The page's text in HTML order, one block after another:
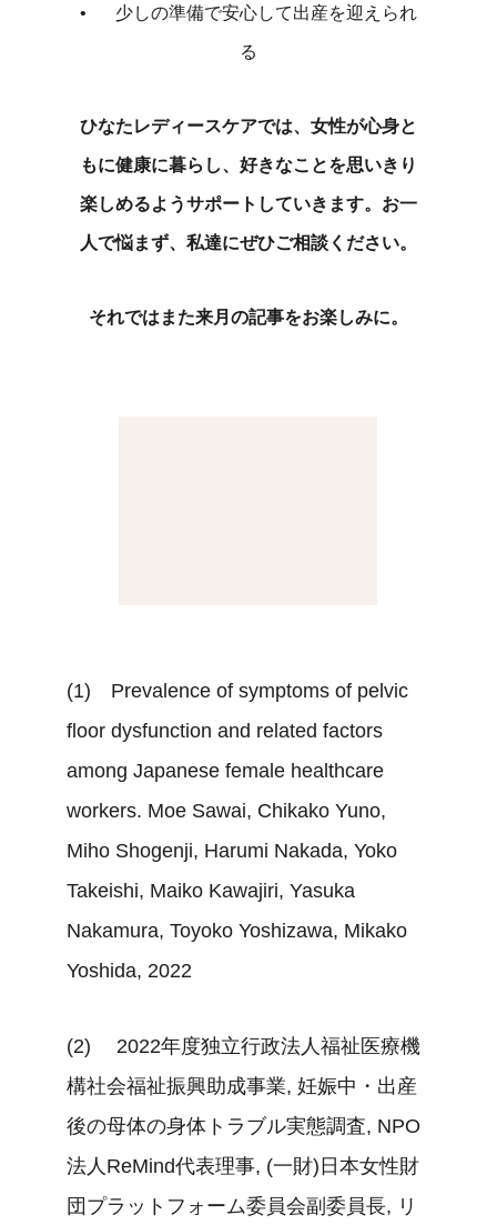
•	少しの準備で安心して出産を迎えられ
る
ひなたレディースケアでは、女性が心身と
もに健康に暮らし、好きなことを思いきり
楽しめるようサポートしていきます。お一
人で悩まず、私達にぜひご相談ください。
それではまた来月の記事をお楽しみに。
(1)	Prevalence of symptoms of pelvic
floor dysfunction and related factors
among Japanese female healthcare
workers. Moe Sawai, Chikako Yuno,
Miho Shogenji, Harumi Nakada, Yoko
Takeishi, Maiko Kawajiri, Yasuka
Nakamura, Toyoko Yoshizawa, Mikako
Yoshida, 2022
(2)	 2022年度独立行政法人福祉医療機
構社会福祉振興助成事業, 妊娠中・出産
後の母体の身体トラブル実態調査, NPO
法人ReMind代表理事, (一財)日本女性財
団プラットフォーム委員会副委員長, リ